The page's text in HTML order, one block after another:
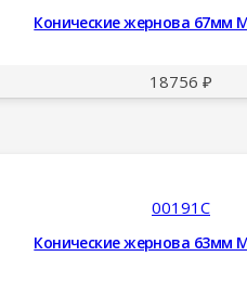
Конические жернова 67мм
18756 ₽
00191C
Конические жернова 63мм